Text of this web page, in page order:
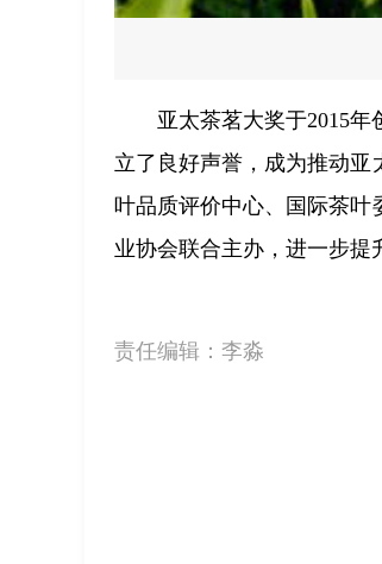
亚太茶茗大奖于2015
立了良好声誉，成为推动
叶品质评价中心、国际茶叶
业协会联合主办，进一步提
责任编辑： 李淼